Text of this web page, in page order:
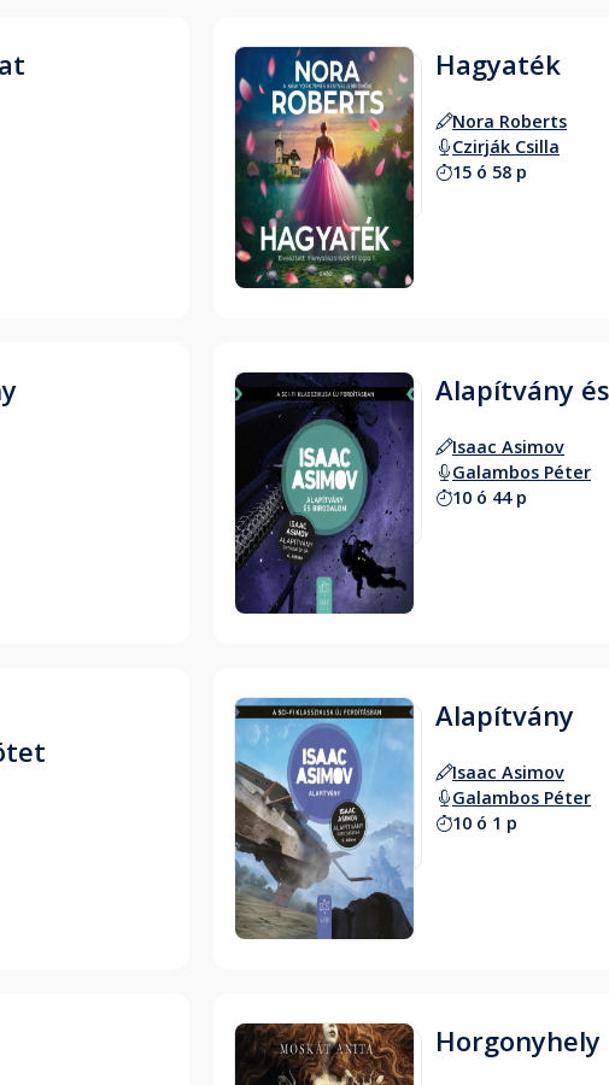
Hallgass bele
Hagyaték
Nora Roberts
Czirják Csilla
15 ó 58 p
Hallgass bele
Alapítvány
Isaac Asimov
Galambos Péter
10 ó 44 p
Hallgass bele
Alapítvány
Isaac Asimov
Galambos Péter
10 ó 1 p
Horgonyhely